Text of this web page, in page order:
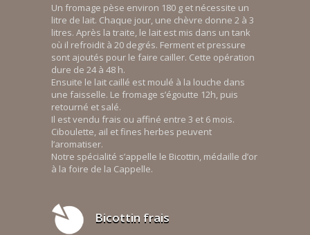
Un fromage pèse environ 180 g et nécessite un
litre de lait. Chaque jour, une chèvre donne 2 à 3
litres. Après la traite, le lait est mis dans un tank
où il refroidit à 20 degrés. Ferment et pressure
sont ajoutés pour le faire cailler. Cette opération
dure de 24 à 48 h.
Ensuite le lait caillé est moulé à la louche dans
une faisselle. Le fromage s’égoutte 12h, puis
retourné et salé.
Il est vendu frais ou affiné entre 3 et 6 mois.
Ciboulette, ail et fines herbes peuvent
l’aromatiser.
Notre spécialité s’appelle le Bicottin, médaille d’or
à la foire de la Cappelle.
Bicottin frais